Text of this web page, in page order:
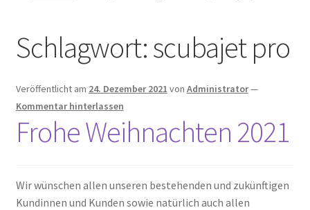
Vorsicht Internetbetrug
öffnen
Über FunShop
Impressum
Schlagwort:scubajet pro
Veröffentlicht am 24. Dezember 2021 von Administrator—
Kommentar hinterlassen
Frohe Weihnachten 2021
Wir wünschen allen unseren bestehenden und zukünftigen
Kundinnen und Kunden sowie natürlich auch allen